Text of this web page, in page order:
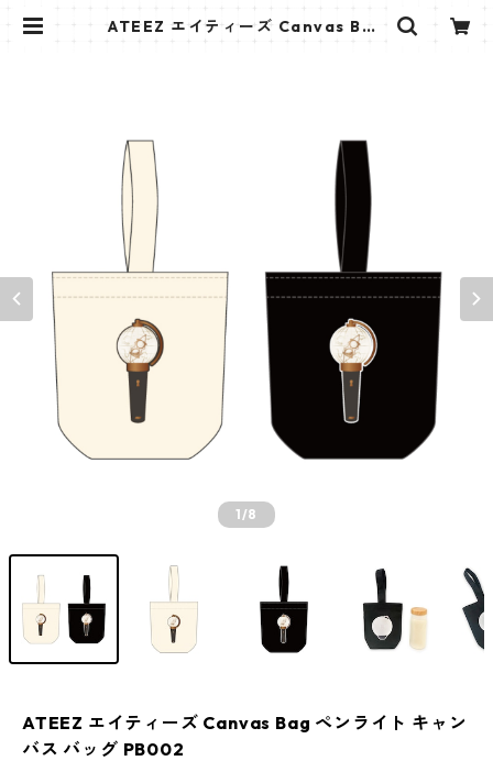
ATEEZ エイティーズ Canvas Bag
1/8
ATEEZ エイティーズ Canvas Bag ペンライト キャン
バス バッグ PB002